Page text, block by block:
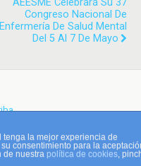
AEESME Celebrará Su 37
Congreso Nacional De
Enfermería De Salud Mental
Del 5 Al 7 De Mayo
Escritorio
tenga la mejor experiencia de
consentimiento para la
de nuestra política de cookies,